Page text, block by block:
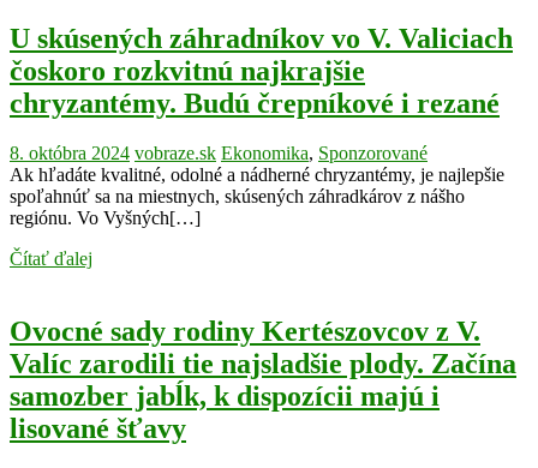
U skúsených záhradníkov vo V. Valiciach
čoskoro rozkvitnú najkrajšie
chryzantémy. Budú črepníkové i rezané
8. októbra 2024 vobraze.sk Ekonomika, Sponzorované
Ak hľadáte kvalitné, odolné a nádherné chryzantémy, je najlepšie
spoľahnúť sa na miestnych, skúsených záhradkárov z nášho
regiónu. Vo Vyšných[…]
Čítať ďalej
Ovocné sady rodiny Kertészovcov z V.
Valíc zarodili tie najsladšie plody. Začína
samozber jabĺk, k dispozícii majú i
lisované šťavy